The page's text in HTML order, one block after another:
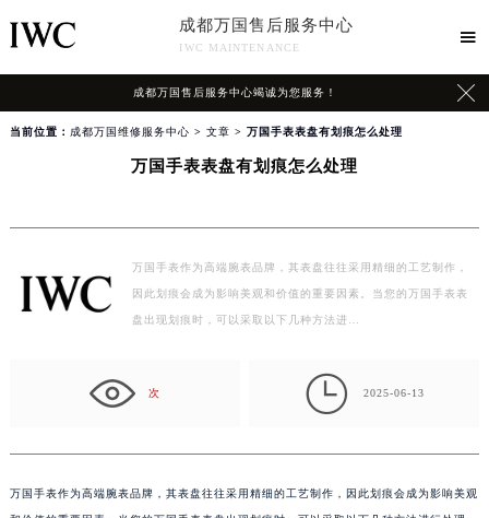
成都万国售后服务中心
IWC MAINTENANCE

成都万国售后服务中心竭诚为您服务！ 
当前位置： 成都万国维修服务中心 > 文章 > 万国手表表盘有划痕怎么处理
万国手表表盘有划痕怎么处理
万国手表作为高端腕表品牌，其表盘往往采用精细的工艺制作，
因此划痕会成为影响美观和价值的重要因素。当您的万国手表表
盘出现划痕时，可以采取以下几种方法进…
次  2025-06-13
万国手表作为高端腕表品牌，其表盘往往采用精细的工艺制作，因此划痕会成为影响美观